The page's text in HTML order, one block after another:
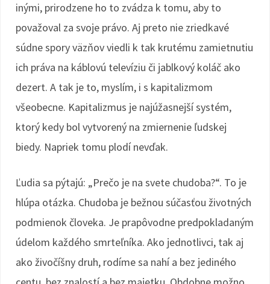
inými, prirodzene ho to zvádza k tomu, aby to
považoval za svoje právo. Aj preto nie zriedkavé
súdne spory väzňov viedli k tak krutému zamietnutiu
ich práva na káblovú televíziu či jablkový koláč ako
dezert. A tak je to, myslím, i s kapitalizmom
všeobecne. Kapitalizmus je najúžasnejší systém,
ktorý kedy bol vytvorený na zmiernenie ľudskej
biedy. Napriek tomu plodí nevďak.
Ľudia sa pýtajú: „Prečo je na svete chudoba?“. To je
hlúpa otázka. Chudoba je bežnou súčasťou životných
podmienok človeka. Je prapôvodne predpokladaným
údelom každého smrteľníka. Ako jednotlivci, tak aj
ako živočíšny druh, rodíme sa nahí a bez jediného